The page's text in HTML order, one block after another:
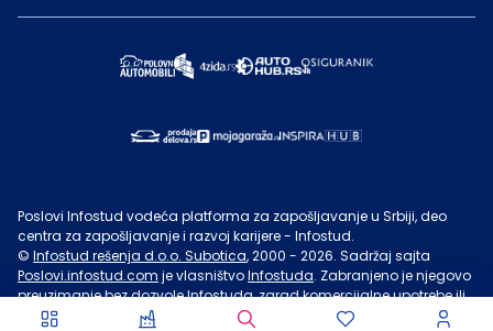
Poslovi Infostud vodeća platforma za zapošljavanje u Srbiji, deo
centra za zapošljavanje i razvoj karijere - Infostud.
© Infostud rešenja d.o.o. Subotica, 2000 - 2026. Sadržaj sajta
Poslovi.infostud.com je vlasništvoInfostuda. Zabranjeno je njegovo
preuzimanje bez dozvoleInfostuda, zarad komercijalne upotrebe ili
u druge svrhe, osim za lične potrebe posetilaca sajta.